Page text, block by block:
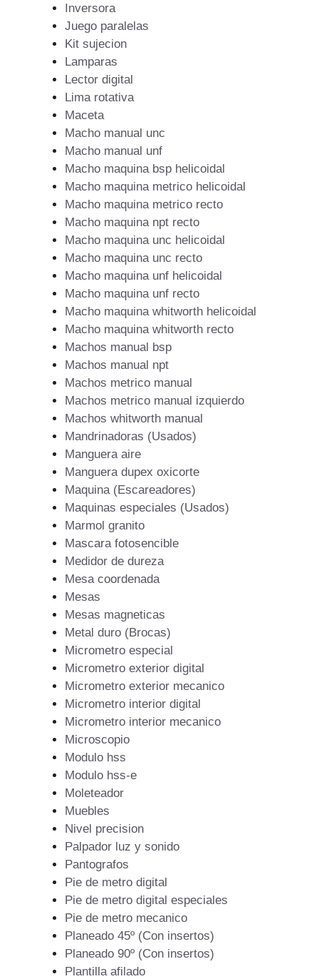
Inversora
Juego paralelas
Kit sujecion
Lamparas
Lector digital
Lima rotativa
Maceta
Macho manual unc
Macho manual unf
Macho maquina bsp helicoidal
Macho maquina metrico helicoidal
Macho maquina metrico recto
Macho maquina npt recto
Macho maquina unc helicoidal
Macho maquina unc recto
Macho maquina unf helicoidal
Macho maquina unf recto
Macho maquina whitworth helicoidal
Macho maquina whitworth recto
Machos manual bsp
Machos manual npt
Machos metrico manual
Machos metrico manual izquierdo
Machos whitworth manual
Mandrinadoras (Usados)
Manguera aire
Manguera dupex oxicorte
Maquina (Escareadores)
Maquinas especiales (Usados)
Marmol granito
Mascara fotosencible
Medidor de dureza
Mesa coordenada
Mesas
Mesas magneticas
Metal duro (Brocas)
Micrometro especial
Micrometro exterior digital
Micrometro exterior mecanico
Micrometro interior digital
Micrometro interior mecanico
Microscopio
Modulo hss
Modulo hss-e
Moleteador
Muebles
Nivel precision
Palpador luz y sonido
Pantografos
Pie de metro digital
Pie de metro digital especiales
Pie de metro mecanico
Planeado 45º (Con insertos)
Planeado 90º (Con insertos)
Plantilla afilado